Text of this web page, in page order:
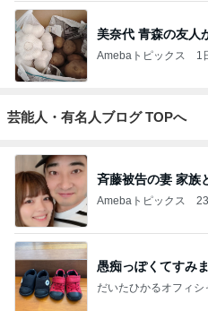
美奈代 青森の友人
Amebaトピックス 1
芸能人・有名人ブログ TOPへ
斉藤被告の妻 家族
Amebaトピックス
愚痴っぽくてすみ
だいたひかるオフィシ